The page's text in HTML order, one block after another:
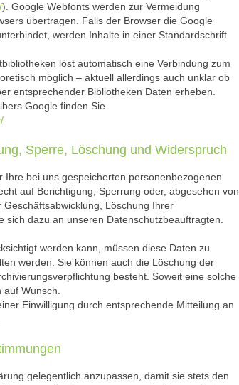
). Google Webfonts werden zur Vermeidung
übertragen. Falls der Browser die Google
werden Inhalte in einer Standardschrift
löst automatisch eine Verbindung zum
möglich – aktuell allerdings auch unklar ob
entsprechender Bibliotheken Daten erheben.
Google finden Sie
Sperre, Löschung und Widerspruch
Ihre bei uns gespeicherten personenbezogenen
auf Berichtigung, Sperrung oder, abgesehen von
Löschung Ihrer
sich dazu an unseren Datenschutzbeauftragten.
werden kann, müssen diese Daten zu
werden. Sie können auch die Löschung der
besteht. Soweit eine solche
auf Wunsch.
Einwilligung durch entsprechende Mitteilung an
gelegentlich anzupassen, damit sie stets den